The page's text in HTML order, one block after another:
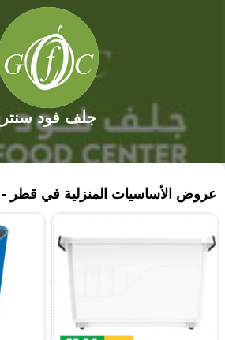
جلف فود سنتر
عروض الأساسيات المنزلية في قطر -